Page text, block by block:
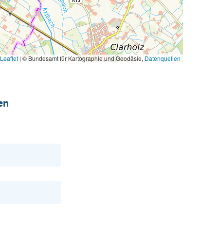
| © Bundesamt für Kartographie und Geodäsie, Datenquellen